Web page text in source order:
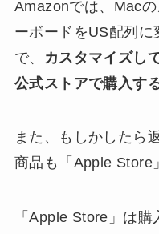
Amazonでは、Mac
ーボードをUS配列
で、
カスタマイズし
公式ストアで購入す
また、もしかしたら
商品も「Apple Store
「Apple Store」は